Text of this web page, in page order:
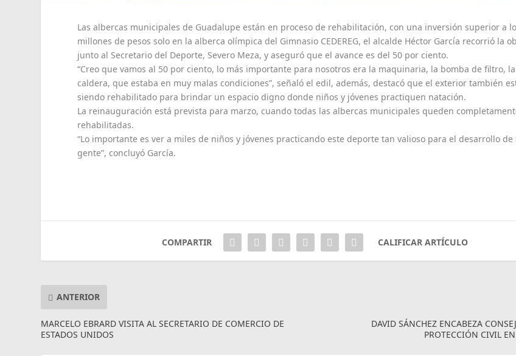
Las albercas municipales de Guadalupe están en proceso de rehabilitación, con una inversión superior a
millones de pesos solo en la alberca olímpica del Gimnasio CEDEREG, el alcalde Héctor García recorrió la
junto al Secretario del Deporte, Severo Meza, y aseguró que el avance es del 50 por ciento.
“Creo que vamos al 50 por ciento, lo más importante para nosotros era la maquinaria, la bomba de filtro, la
caldera, que estaba en muy malas condiciones”, señaló el edil, además, destacó que el exterior también
siendo rehabilitado para brindar un espacio digno donde niños y jóvenes practiquen natación.
La reinauguración está prevista para marzo, cuando todas las albercas municipales queden
rehabilitadas.
“Lo importante es ver a miles de niños y jóvenes practicando este deporte tan valioso para el desarrollo de
gente”, concluyó García.
COMPARTIR CALIFICAR ARTÍCULO
ANTERIOR
MARCELO EBRARD VISITA AL SECRETARIO DE COMERCIO DE
ESTADOS UNIDOS
DAVID SÁNCHEZ ENCABEZA
PROTECCIÓN CIVIL